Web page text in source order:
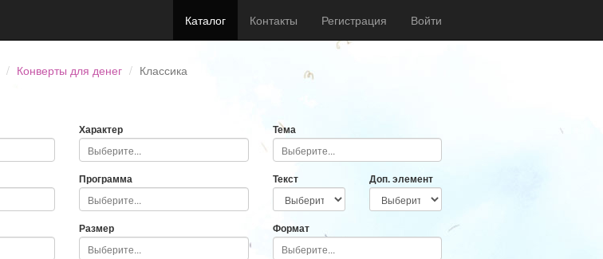
Каталог Контакты Регистрация Войти
Конверты для денег Классика
Характер Тема
Программа Текст Доп. элемент
Размер Формат